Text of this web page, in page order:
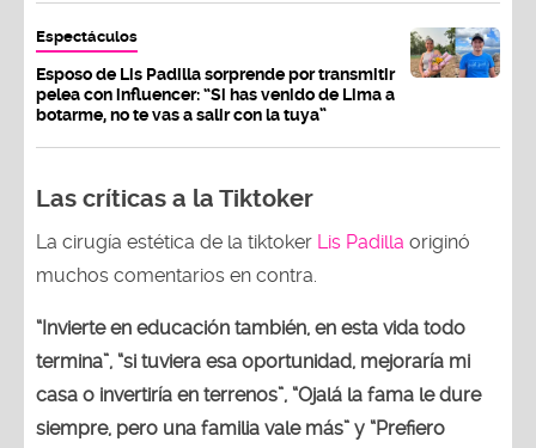
Espectáculos
Esposo de Lis Padilla sorprende por transmitir
pelea con influencer: “Si has venido de Lima a
botarme, no te vas a salir con la tuya”
Las críticas a la Tiktoker
La cirugía estética de la tiktoker Lis Padilla originó
muchos comentarios en contra.
“Invierte en educación también, en esta vida todo
termina”, “si tuviera esa oportunidad, mejoraría mi
casa o invertiría en terrenos”, “Ojalá la fama le dure
siempre, pero una familia vale más” y “Prefiero